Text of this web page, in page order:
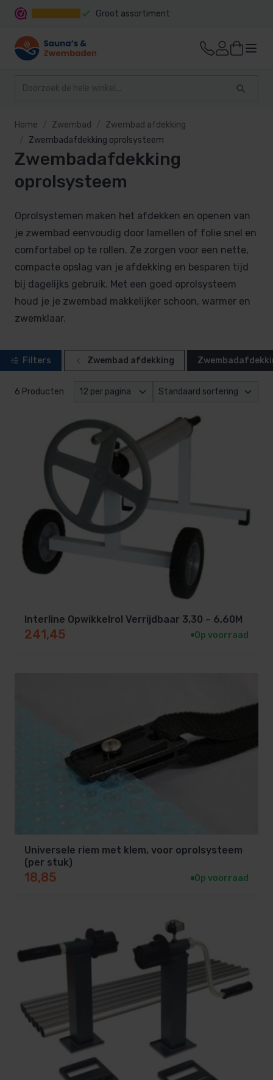
Groot assortiment
Home Zwembad
Zwembad afdekking
Zwembadafdekking oprolsysteem
Zwembadafdekking
oprolsysteem
Oprolsystemen maken het afdekken en openen van
je zwembad eenvoudig door lamellen of folie snel en
comfortabel op te rollen. Ze zorgen voor een nette,
compacte opslag van je afdekking en besparen tijd
bij dagelijks gebruik. Met een goed oprolsysteem
houd je je zwembad makkelijker schoon, warmer en
zwemklaar.
Filters Zwembad afdekking
6 Producten
Interline Opwikkelrol Verrijdbaar 3,30 – 6,60M
241,45 Op voorraad
Universele riem met klem, voor oprolsysteem
(per stuk)
18,85 Op voorraad